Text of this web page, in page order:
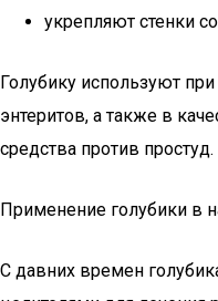
укрепляют стенки
Голубику используют
энтеритов, а также в
средства против простуд.
Применение голубики в
С давних времен